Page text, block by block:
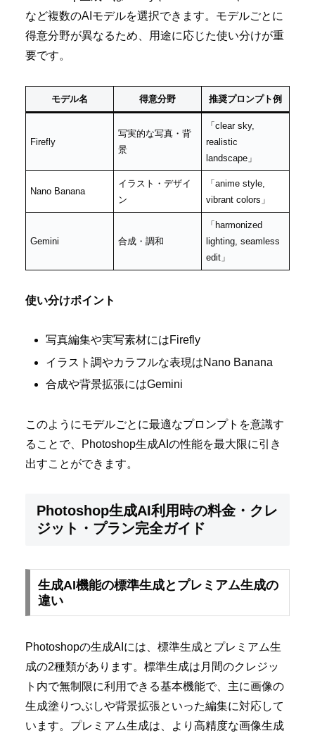
など複数のAIモデルを選択できます。モデルごとに
得意分野が異なるため、用途に応じた使い分けが重
要です。
モデル名 得意分野 推奨プロンプト例
Firefly
写実的な写真・背
景
「clear sky,
realistic
landscape」
Nano Banana
イラスト・デザイ
ン
「anime style,
vibrant colors」
Gemini 合成・調和
「harmonized
lighting, seamless
edit」
使い分けポイント
写真編集や実写素材にはFirefly
イラスト調やカラフルな表現はNano Banana
合成や背景拡張にはGemini
このようにモデルごとに最適なプロンプトを意識す
ることで、Photoshop生成AIの性能を最大限に引き
出すことができます。
Photoshop生成AI利用時の料金・クレ
ジット・プラン完全ガイド
生成AI機能の標準生成とプレミアム生成の
違い
Photoshopの生成AIには、標準生成とプレミアム生
成の2種類があります。標準生成は月間のクレジッ
ト内で無制限に利用できる基本機能で、主に画像の
生成塗りつぶしや背景拡張といった編集に対応して
います。プレミアム生成は、より高精度な画像生成